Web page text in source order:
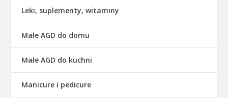
Leki, suplementy, witaminy
Małe AGD do domu
Małe AGD do kuchni
Manicure i pedicure